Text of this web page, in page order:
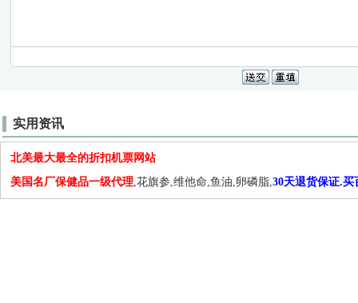
实用资讯
北美最大最全的折扣机票网站
美国名厂保健品一级代理,花旗参,维他命,鱼油,卵磷脂,30天退货保证.买